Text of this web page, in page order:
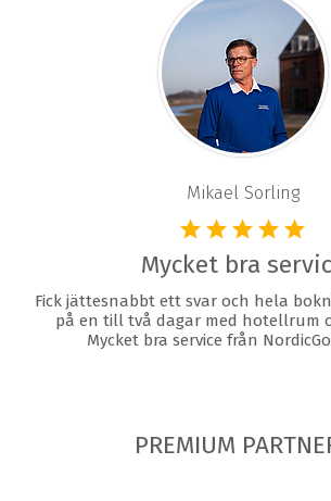
Mikael Sorling
Mycket bra
Fick jättesnabbt ett svar och hela
på en till två dagar med hotellrum
Mycket bra service från
PREMIUM